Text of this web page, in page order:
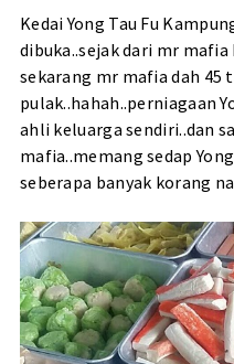
Kedai Yong Tau Fu
dibuka..sejak dari mr
sekarang mr mafia dah 45
pulak..hahah..perniagaan
ahli keluarga sendiri..dan
mafia..memang sedap
seberapa banyak korang